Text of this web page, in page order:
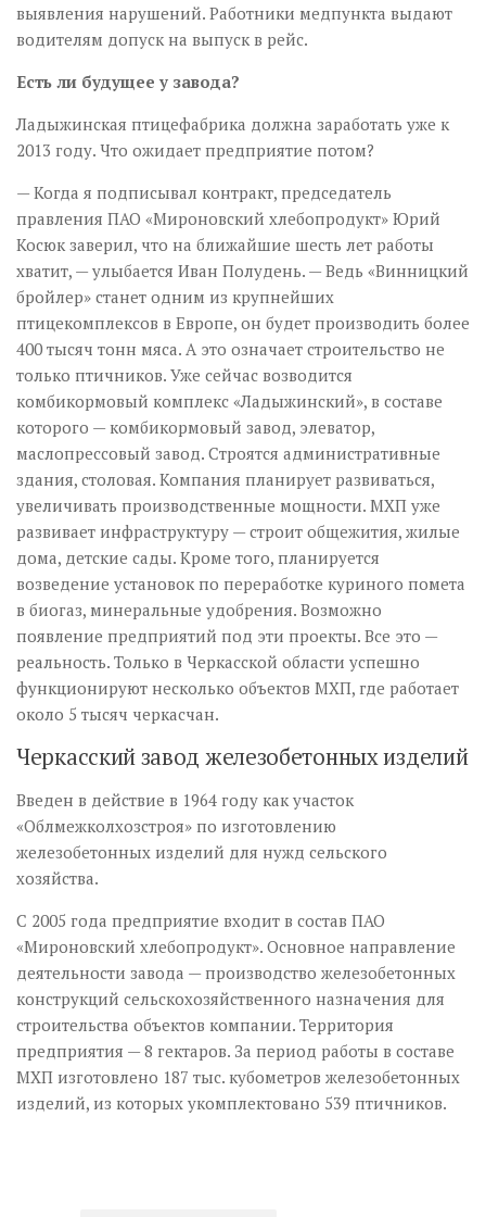
выявления нарушений. Работники медпункта выдают
водителям допуск на выпуск в рейс.
Есть ли будущее у завода?
Ладыжинская птицефабрика должна заработать уже к
2013 году. Что ожидает предприятие потом?
— Когда я подписывал контракт, председатель
правления ПАО «Мироновский хлебопродукт» Юрий
Косюк заверил, что на ближайшие шесть лет работы
хватит, — улыбается Иван Полудень. — Ведь «Винницкий
бройлер» станет одним из крупнейших
птицекомплексов в Европе, он будет производить более
400 тысяч тонн мяса. А это означает строительство не
только птичников. Уже сейчас возводится
комбикормовый комплекс «Ладыжинский», в составе
которого — комбикормовый завод, элеватор,
маслопрессовый завод. Строятся административные
здания, столовая. Компания планирует развиваться,
увеличивать производственные мощности. МХП уже
развивает инфраструктуру — строит общежития, жилые
дома, детские сады. Кроме того, планируется
возведение установок по переработке куриного помета
в биогаз, минеральные удобрения. Возможно
появление предприятий под эти проекты. Все это —
реальность. Только в Черкасской области успешно
функционируют несколько объектов МХП, где работает
около 5 тысяч черкасчан.
Черкасский завод железобетонных изделий
Введен в действие в 1964 году как участок
«Облмежколхозстроя» по изготовлению
железобетонных изделий для нужд сельского
хозяйства.
С 2005 года предприятие входит в состав ПАО
«Мироновский хлебопродукт». Основное направление
деятельности завода — производство железобетонных
конструкций сельскохозяйственного назначения для
строительства объектов компании. Территория
предприятия — 8 гектаров. За период работы в составе
МХП изготовлено 187 тыс. кубометров железобетонных
изделий, из которых укомплектовано 539 птичников.